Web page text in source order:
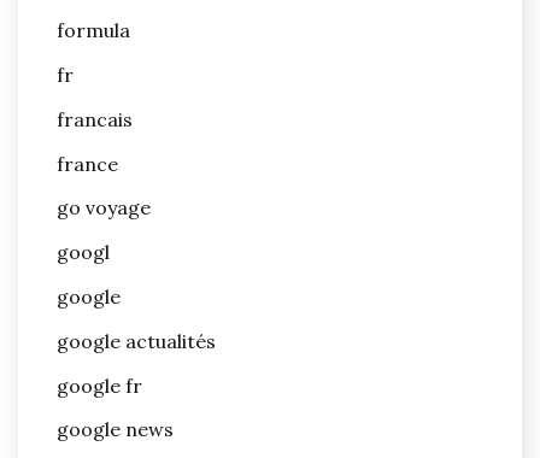
formula
fr
francais
france
go voyage
googl
google
google actualités
google fr
google news